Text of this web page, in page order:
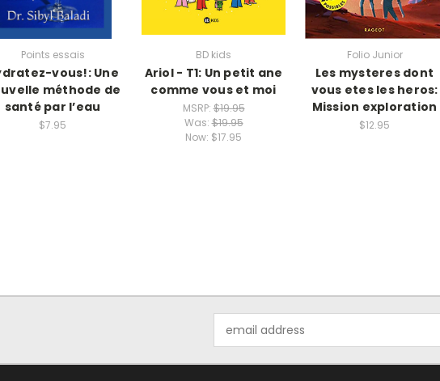
Points essais
vous!: Une
méthode de
santé par l’eau
$7.95
BD kids
Ariol - T1: Un petit ane
comme vous et moi
MSRP:$19.95
Was:$19.95
Now: $17.95
Folio Junior
Les mysteres dont
vous etes les heros:
Mission exploration
$12.95
Address